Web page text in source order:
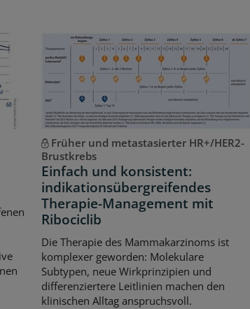
Früher und metastasierter HR+/HER2-
Brustkrebs
Einfach und konsistent:
indikationsübergreifendes
Therapie-Management mit
Ribociclib
Die Therapie des Mammakarzinoms ist
komplexer geworden: Molekulare
Subtypen, neue Wirkprinzipien und
differenziertere Leitlinien machen den
klinischen Alltag anspruchsvoll.